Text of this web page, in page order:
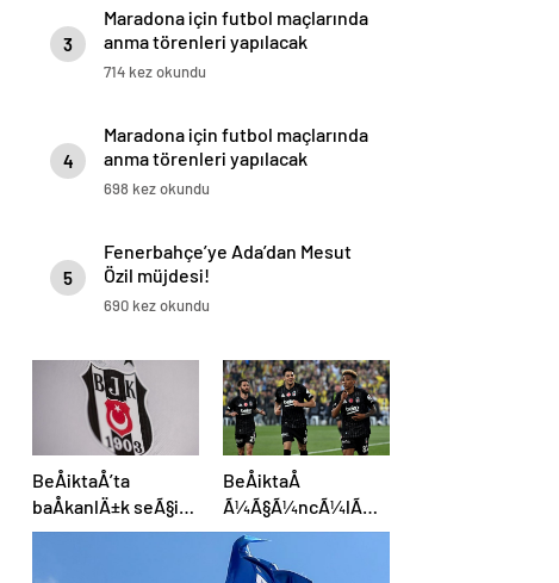
3
Maradona için futbol maçlarında
anma törenleri yapılacak
714 kez okundu
4
Maradona için futbol maçlarında
anma törenleri yapılacak
698 kez okundu
5
Fenerbahçe’ye Ada’dan Mesut
Özil müjdesi!
690 kez okundu
BeÅiktaÅ’ta
baÅkanlÄ±k seÃ§imi
yarÄ±n
BeÅiktaÅ
Ã¼Ã§Ã¼ncÃ¼lÃ¼k
iÃ§in sahada:
Muhtemel 11